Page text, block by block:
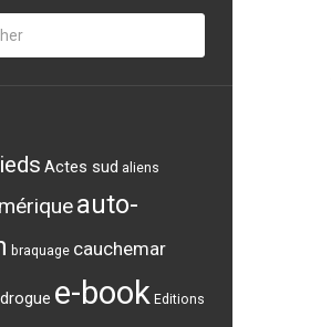
Actes sud aliens
auto-
braquage cauchemar
drogue e-book Editions